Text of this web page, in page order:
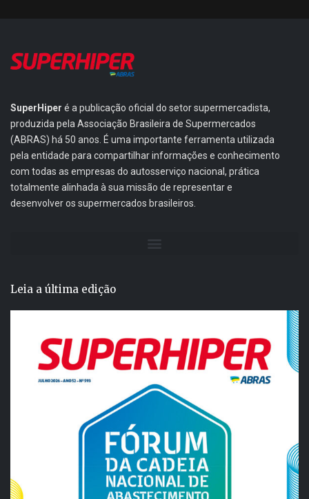
SuperHiper é a publicação oficial do setor supermercadista,
produzida pela Associação Brasileira de Supermercados
(ABRAS) há 50 anos. É uma importante ferramenta utilizada
pela entidade para compartilhar informações e conhecimento
com todas as empresas do autosserviço nacional, prática
totalmente alinhada à sua missão de representar e
desenvolver os supermercados brasileiros.
Leia a última edição